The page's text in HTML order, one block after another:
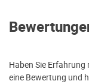
Haben Sie Erfahrung
eine Bewertung und